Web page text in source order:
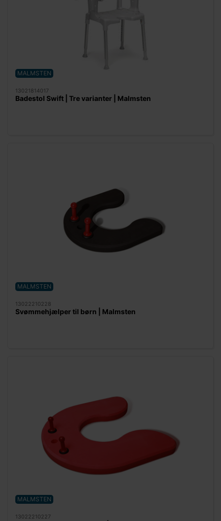
MALMSTEN
13021814017
Badestol Swift | Tre varianter | Malmsten
MALMSTEN
13022210228
Svømmehjælper til børn | Malmsten
MALMSTEN
13022210227